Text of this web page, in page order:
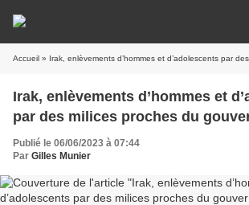
Accueil » Irak, enlèvements d’hommes et d’adolescents par des
Irak, enlèvements d’hommes et
par des milices proches du
Publié le 06/06/2023 à 07:44
Par Gilles Munier